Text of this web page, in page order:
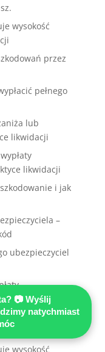
wysokość
przez
pełnego
lub
likwidacji
likwidacji
i jak
–
ubezpieczyciel
szkód
– poznaj
wysokość
📷 Wyślij
natychmiast